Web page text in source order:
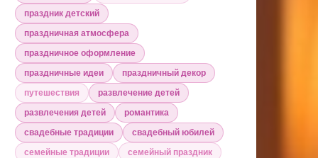
праздник детский
праздничная атмосфера
праздничное оформление
праздничные идеи
праздничный декор
путешествия
развлечение детей
развлечения детей
романтика
свадебные традиции
свадебный юбилей
семейные традиции
семейный праздник